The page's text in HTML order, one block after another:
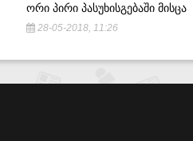
ᲝᲠᲘ ᲞᲘᲠᲘ ᲞᲐᲡᲣᲮᲘᲡᲒᲔᲑᲐᲨᲘ ᲛᲘᲡᲪᲐ
28-05-2018, 11:26